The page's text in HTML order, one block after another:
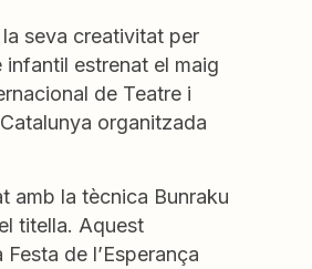
seva creativitat per
estrenat el maig
de Teatre i
organitzada
amb la tècnica Bunraku
titella. Aquest
de l’Esperança